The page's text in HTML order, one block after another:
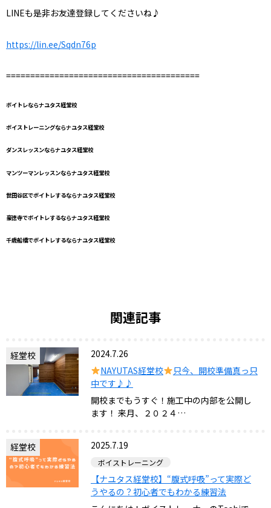
LINEも是非お友達登録してくださいね♪
https://lin.ee/Sqdn76p
========================================
ボイトレならナユタス経堂校
ボイストレーニングならナユタス経堂校
ダンスレッスンならナユタス経堂校
マンツーマンレッスンならナユタス経堂校
世田谷区でボイトレするならナユタス経堂校
豪徳寺でボイトレするならナユタス経堂校
千歳船橋でボイトレするならナユタス経堂校
関連記事
経堂校
2024.7.26
NAYUTAS経堂校
只今、開校準備真っ只
中です♪♪
開校までもうすぐ！施工中の内部を公開し
ます！ 来月、２０２４…
経堂校 2025.7.19
ボイストレーニング
【ナユタス経堂校】“腹式呼吸”って実際ど
うやるの？初心者でもわかる練習法